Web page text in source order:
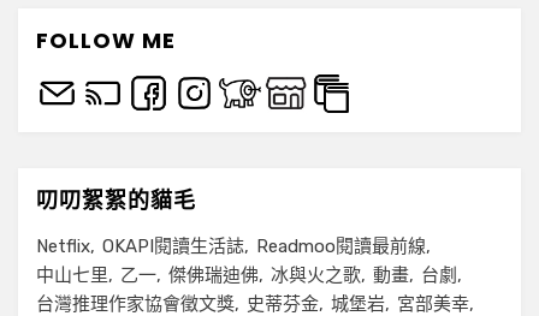
FOLLOW ME
叨叨絮絮的貓毛
Netflix OKAPI閱讀生活誌
Readmoo閱讀最前線
中山七里
乙一 傑佛瑞迪佛 冰與火之歌 動畫
台劇
台灣推理作家協會徵文獎
史蒂芬金 城堡岩
宮部美幸